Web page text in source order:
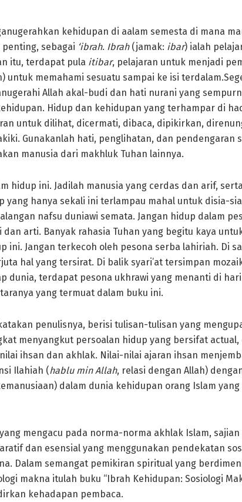
kehidupan di aalam semesta di mana
sebagai ‘ibrah. Ibrah(jamak: ibar) ialah
itu, terdapat pula itibar, pelajaran untuk menjadi
untuk memahami sesuatu sampai ke isi
Allah akal-budi dan hati nurani yang
Hidup dan kehidupan yang terhampar di
untuk dilihat, dicermati, dibaca, dipikirkan,
Gunakanlah hati, penglihatan, dan pendengaran
manusia dari makhluk Tuhan lainnya.
hidup ini. Jadilah manusia yang cerdas dan arif,
yang hanya sekali ini terlampau mahal untuk disia-
nafsu duniawi semata. Jangan hidup dalam
dan arti. Banyak rahasia Tuhan yang begitu kaya
ini. Jangan terkecoh oleh pesona serba lahiriah. Di
hal yang tersirat. Di balik syari’at tersimpan
dunia, terdapat pesona ukhrawi yang menanti di
yang termuat dalam buku ini.
penulisnya, berisi tulisan-tulisan yang
menyangkut persoalan hidup yang bersifat
ihsan dan akhlak. Nilai-nilai ajaran ihsan
Ilahiah (hablu min Allah, relasi dengan Allah)
dalam dunia kehidupan orang Islam
mengacu pada norma-norma akhlak Islam,
dan esensial yang menggunakan pendekatan
Dalam semangat pemikiran spiritual yang
makna itulah buku “Ibrah Kehidupan: Sosiologi
kehadapan pembaca.